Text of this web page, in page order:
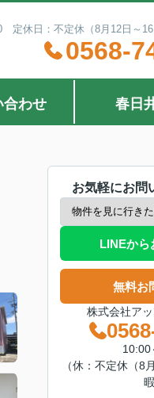
定休日：不定休（8月12日～16
0568-
合わせ 春日
お気軽にお問
LINEから
無料お
株式会社ア
10:00
（休：不定休（8